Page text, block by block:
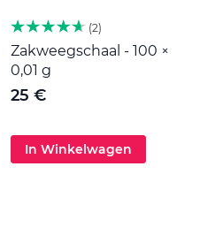
2
Zakweegschaal - 100 ×
0,01 g
25 €
In Winkelwagen